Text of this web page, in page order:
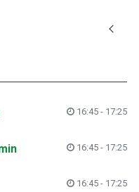
16:45 - 17:25
16:45 - 17:25
16:45 - 17:25